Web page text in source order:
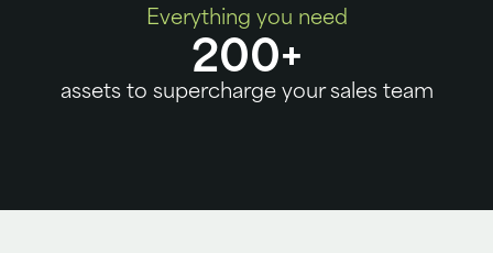
Everything you need
200+
assets to supercharge your sales team